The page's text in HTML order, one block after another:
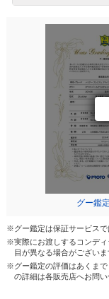
グー鑑
※グー鑑定は保証サービスで
※実際にお渡しするコンデ
目が異なる場合がございま
※グー鑑定の評価はあくま
の詳細は各販売店へお問い